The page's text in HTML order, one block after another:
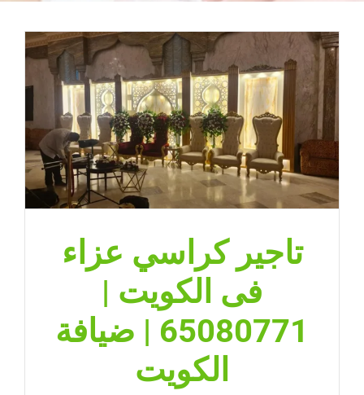
تاجير كراسي عزاء
فى الكويت |
65080771 | ضيافة
الكويت